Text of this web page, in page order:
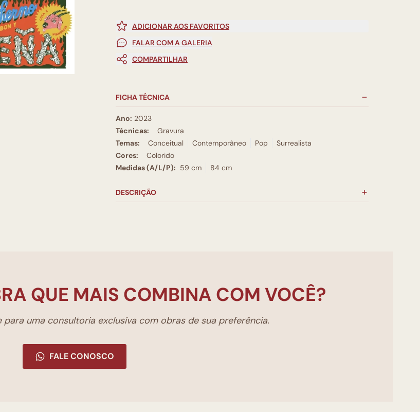
ADICIONAR AOS FAVORITOS
FALAR COM A GALERIA
COMPARTILHAR
FICHA TÉCNICA
Ano: 2023
Técnicas:
Gravura
Temas:
Conceitual Contemporâneo Pop
Surrealista
Cores:
Colorido
Medidas (A/L/P): 59 cm 84 cm
DESCRIÇÃO
QUE MAIS COMBINA COM VOCÊ?
para uma consultoria exclusíva com obras de sua preferência.
FALE CONOSCO